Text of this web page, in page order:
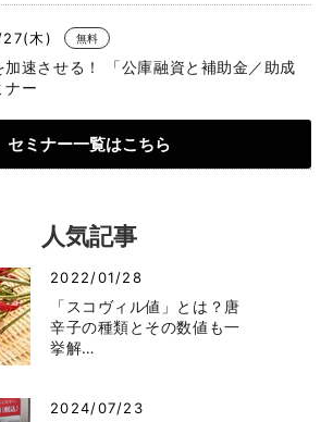
木) 無料
加速させる！ 「公庫融資と補助金／助成
ナー
セミナー一覧はこちら
人気記事
2022/01/28
「スコヴィル値」とは？唐
辛子の種類とその数値も一
挙解…
2024/07/23